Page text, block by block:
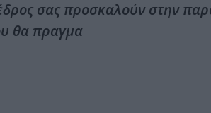
σας προσκαλούν στην
θα πραγμα